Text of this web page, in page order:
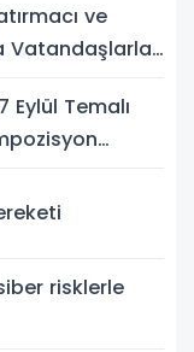
ve
Vatandaşlarla
Temalı